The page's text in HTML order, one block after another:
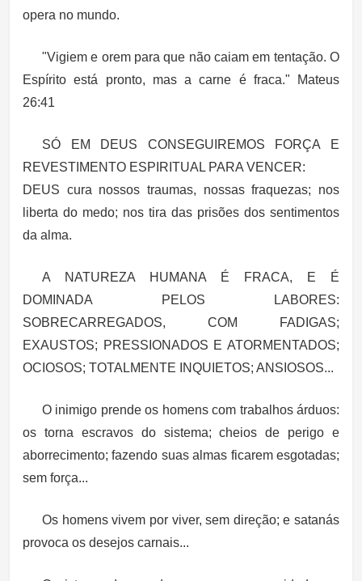
opera no mundo.
"Vigiem e orem para que não caiam em tentação. O
Espírito está pronto, mas a carne é fraca." Mateus
26:41
SÓ EM DEUS CONSEGUIREMOS FORÇA E
REVESTIMENTO ESPIRITUAL PARA VENCER:
DEUS cura nossos traumas, nossas fraquezas; nos
liberta do medo; nos tira das prisões dos sentimentos
da alma.
A NATUREZA HUMANA É FRACA, E É
DOMINADA PELOS LABORES:
SOBRECARREGADOS, COM FADIGAS;
EXAUSTOS; PRESSIONADOS E ATORMENTADOS;
OCIOSOS; TOTALMENTE INQUIETOS; ANSIOSOS...
O inimigo prende os homens com trabalhos árduos:
os torna escravos do sistema; cheios de perigo e
aborrecimento; fazendo suas almas ficarem esgotadas;
sem força...
Os homens vivem por viver, sem direção; e satanás
provoca os desejos carnais...